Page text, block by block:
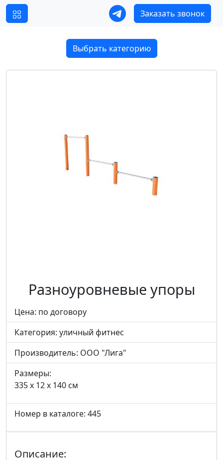
Заказать звонок
Выбрать категорию
Разноуровневые упоры
Цена: по договору
Категория: уличный фитнес
Производитель: ООО "Лига"
Размеры:
335 x 12 x 140 см
Номер в каталоге: 445
Описание: